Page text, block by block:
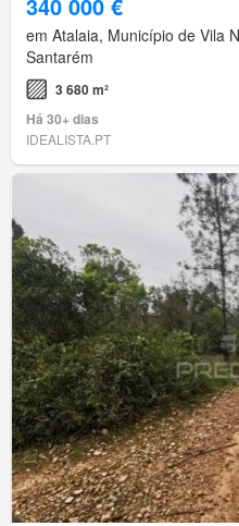
em Atalaia, Município de Vila
Santarém
3 680 m²
Há 30+ dias
IDEALISTA.PT